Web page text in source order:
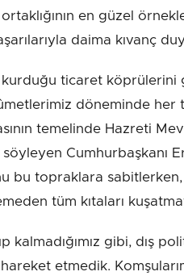
en güzel
daima kıvanç
kurduğu ticaret
döneminde her
temelinde Hazreti
Cumhurbaşkanı
bu topraklara sabitlerken,
tüm kıtaları
kalmadığımız gibi, dış
etmedik.